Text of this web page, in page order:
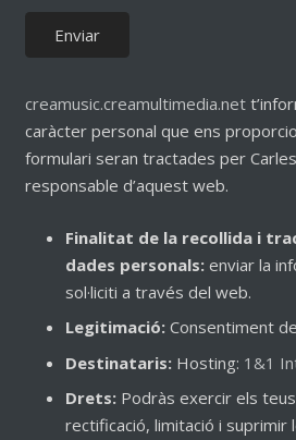
creamusic.creamultimedia.net
caràcter personal que ens
formulari seran tractades per
responsable d’aquest web.
Finalitat de la recollida i
dades personals: enviar la
sol·liciti a través del web.
Legitimació: Consentiment
Destinataris: Hosting: 1&1
Drets: Podràs exercir els
rectificació, limitació i suprimir